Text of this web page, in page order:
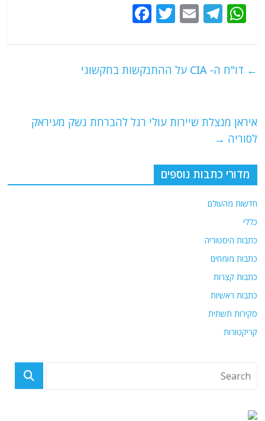
W
s
p
T
g
E
l
T
er
e
o
← דו"ח ה- CIA על ההתנקשות בחקשוגי
איראן מנצלת שיירות עולי רגל להברחת נשק מעיראק
לסוריה →
מדורי כתבות נוספים
חדשות מהעולם
כללי
כתבות היסטוריה
כתבות מומחים
כתבות קצרות
כתבות ראשיות
סקירות תשתית
קריקטורות